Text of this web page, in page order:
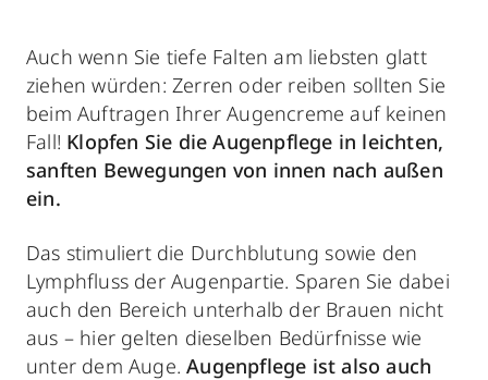
Auch wenn Sie tiefe Falten am liebsten glatt
ziehen würden: Zerren oder reiben sollten Sie
beim Auftragen Ihrer Augencreme auf keinen
Fall! Klopfen Sie die Augenpflege in leichten,
sanften Bewegungen von innen nach außen
ein.
Das stimuliert die Durchblutung sowie den
Lymphfluss der Augenpartie. Sparen Sie dabei
auch den Bereich unterhalb der Brauen nicht
aus – hier gelten dieselben Bedürfnisse wie
unter dem Auge. Augenpflege ist also auch